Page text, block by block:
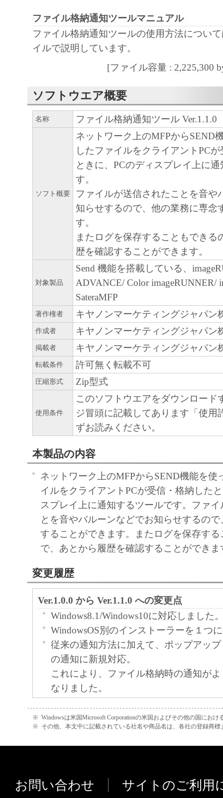
キヤノンマーケティングジャパンおよ
ティングジャパンのライセンサーは、
使用に付随または関連して生ずる直接
損失、損害等について、いかなる場合
ユーザーは、日本国政府または該当国
許可等を得ることなしに、本ソフトウ
一部を、直接または間接に輸出しては
ファイル格納通知ツールマニュアル
ファイル格納通知ツールの使用方法につい
イルで説明しています。
[ファイル容量 : 2,225,300
ソフトウエア概要
名称 ファイル格納通知ツール Ver.1.1.0
ソフト概要
ネットワーク上のMFPからSEND
したファイルをクライアントPC
ときに、PCのディスプレイ上に
す。
ファイルが送信されたことを音や
知らせするので、他の業務に専念
す。
またログを保存することもできる
歴を確認することができます。
対象製品
Send 機能を搭載している、
ADVANCE/ Color imageRUNNER/
SateraMFP
著作権者 キヤノンマーケティングジャパン
作成者 キヤノンマーケティングジャパン
掲載者 キヤノンマーケティングジャパン
転載条件 許可無く転載不可
圧縮形式 Zip型式
使用条件
このソフトウエアをダウンロード
ジ冒頭に記載してあります「使用
ずお読みください。
本製品の内容
ネットワーク上のMFPからSEND機能を使
イルをクライアントPCが受信・格納した
スプレイ上に通知するツールです。ファ
とを音やバルーンなどでお知らせするの
することができます。またログを保存す
で、あとから履歴を確認することができま
変更履歴
Ver.1.0.0 から Ver.1.1.0 への変更点
Windows8.1/Windows10に対応しました
WindowsOS別のインストーラーを１つ
従来の通知方法に加えて、ポップアッ
の通知に新規対応。
これにより、ファイル格納時の通知が
なりました。
を新規追加
PC、ネットワーク環境によってはツー
ォルダーへのアクセスエラーになる為
※ Windowsは米国Microsoft Corporationの米国およびその他の国におけ
※ その他、本文中に記載されている社名や商品名は、各社の登録商標
お問い合わせ サイトのご利用